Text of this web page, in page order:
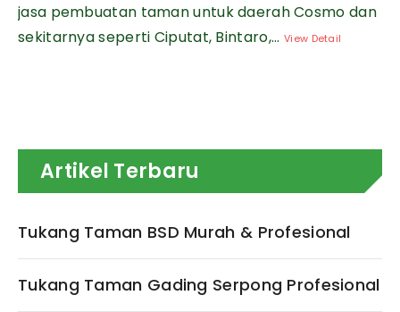
jasa pembuatan taman untuk daerah Cosmo dan
sekitarnya seperti Ciputat, Bintaro,... View Detail
Artikel Terbaru
Tukang Taman BSD Murah & Profesional
Tukang Taman Gading Serpong Profesional